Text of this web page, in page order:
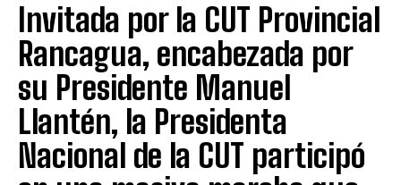
Invitada por la CUT Provincial
Rancagua, encabezada por
su Presidente Manuel
Llantén, la Presidenta
Nacional de la CUT participó